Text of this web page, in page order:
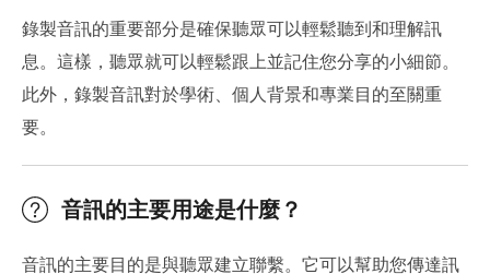
錄製音訊的重要部分是確保聽眾可以輕鬆聽到和理解訊
息。這樣，聽眾就可以輕鬆跟上並記住您分享的小細節。
此外，錄製音訊對於學術、個人背景和專業目的至關重
要。
音訊的主要用途是什麼？
音訊的主要目的是與聽眾建立聯繫。它可以幫助您傳達訊